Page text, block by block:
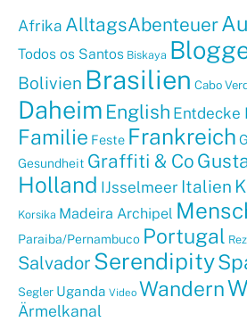
Afrika AlltagsAbenteuer
Todos os Santos Biskaya
Bolivien Brasilien Cabo
Daheim English Entdecke
Familie Feste Frankreich
Gesundheit Graffiti & Co
Holland IJsselmeer Italien
Korsika Madeira Archipel
Paraiba/Pernambuco Portugal
Salvador Serendipity
Segler Uganda Video Wandern
Ärmelkanal